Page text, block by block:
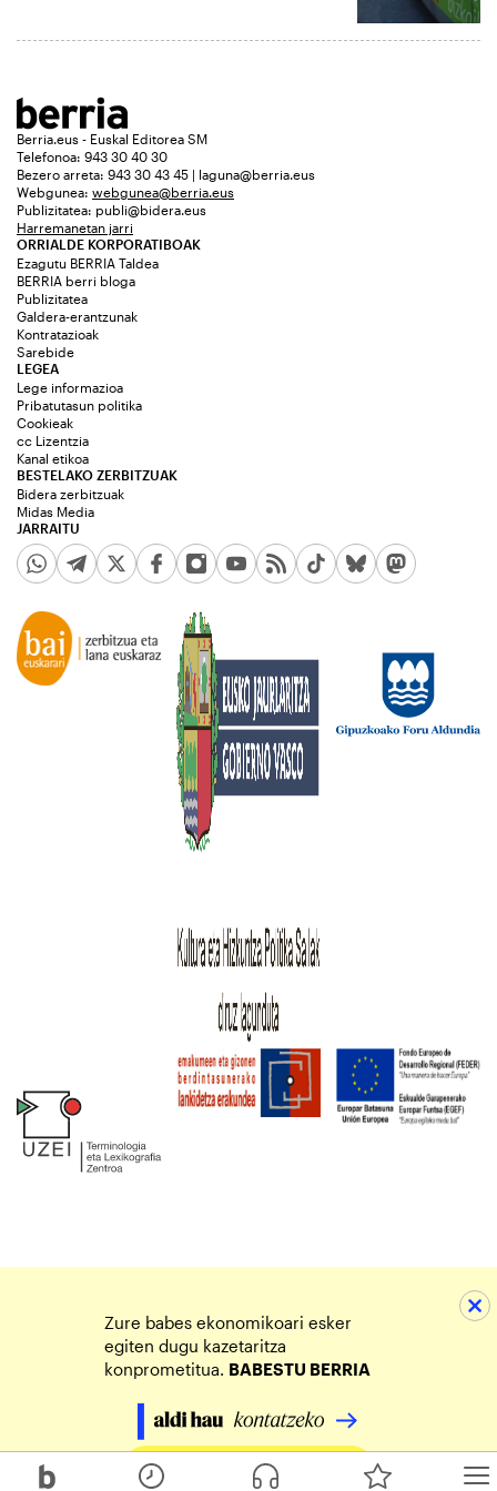
Berria.eus - Euskal Editorea SM
Telefonoa: 943 30 40 30
Bezero arreta: 943 30 43 45 | laguna@berria.eus
Webgunea: webgunea@berria.eus
Publizitatea: publi@bidera.eus
Harremanetan jarri
ORRIALDE KORPORATIBOAK
Ezagutu BERRIA Taldea
BERRIA berri bloga
Publizitatea
Galdera-erantzunak
Kontratazioak
Sarebide
JARRAITU
LEGEA
Lege informazioa
Pribatutasun politika
Cookieak
cc Lizentzia
Kanal etikoa
BESTELAKO ZERBITZUAK
Bidera zerbitzuak
Midas Media
Zure babes ekonomikoari esker
egiten dugu kazetaritza
konprometitua. BABESTU BERRIA
Egin zure ekarpena